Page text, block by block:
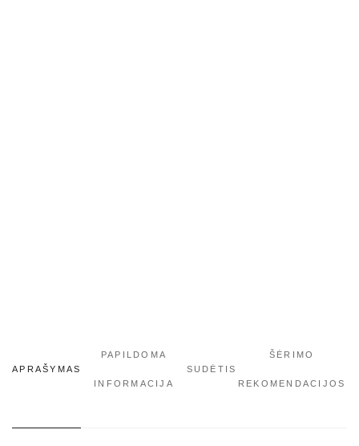
APRAŠYMAS
PAPILDOMA
INFORMACIJA
SUDĖTIS
ŠĖRIMO
REKOMENDACIJOS